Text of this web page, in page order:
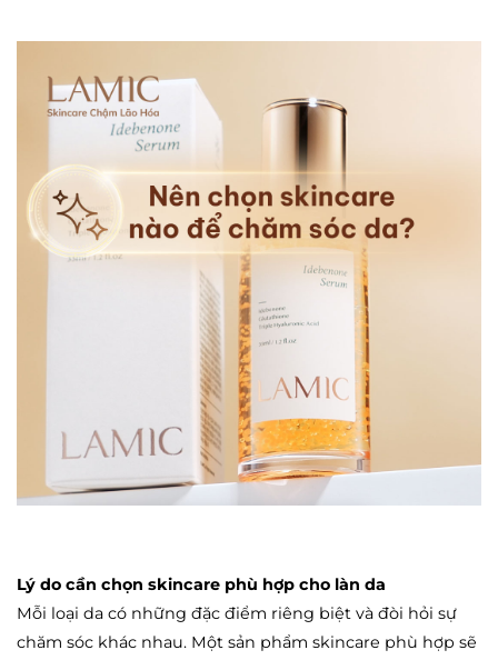
Lý do cần chọn skincare phù hợp cho làn da
Mỗi loại da có những đặc điểm riêng biệt và đòi hỏi sự
chăm sóc khác nhau. Một sản phẩm skincare phù hợp sẽ